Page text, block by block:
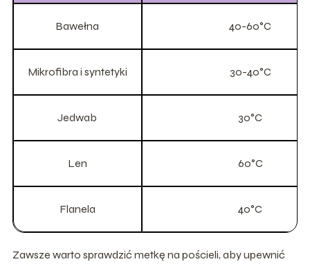
Bawełna 40-60°C
Mikrofibra i syntetyki 30-40°C
Jedwab 30°C
Len 60°C
Flanela 40°C
Zawsze warto sprawdzić metkę na pościeli, aby upewnić